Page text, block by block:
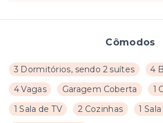
Cômodos
3 Dormitórios, sendo 2 suítes
4
4 Vagas
Garagem Coberta
1
1 Sala de TV
2 Cozinhas
1